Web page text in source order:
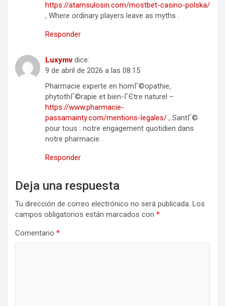
https://atamsulosin.com/mostbet-casino-polska/
, Where ordinary players leave as myths .
Responder
Luxymv dice:
9 de abril de 2026 a las 08:15
Pharmacie experte en homГ©opathie,
phytothГ©rapie et bien-ГЄtre naturel –
https://www.pharmacie-
passamainty.com/mentions-legales/ , SantГ©
pour tous : notre engagement quotidien dans
notre pharmacie .
Responder
Deja una respuesta
Tu dirección de correo electrónico no será publicada. Los
campos obligatorios están marcados con *
Comentario *